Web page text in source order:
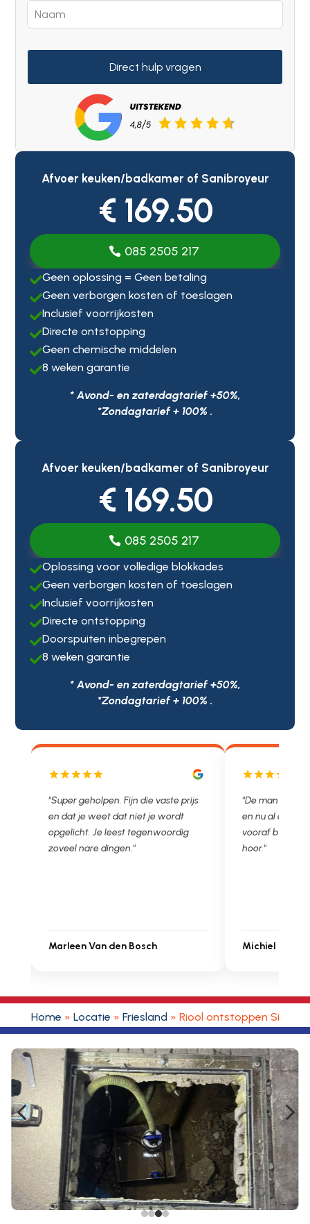
Direct hulp vragen
Afvoer keuken/badkamer of Sanibroyeur
€ 169.50
085 2505 217
Geen oplossing = Geen betaling
Geen verborgen kosten of toeslagen
Inclusief voorrijkosten
Directe ontstopping
Geen chemische middelen
8 weken garantie
* Avond- en zaterdagtarief +50%,
*Zondagtarief + 100% .
Afvoer keuken/badkamer of Sanibroyeur
€ 169.50
085 2505 217
Oplossing voor volledige blokkades
Geen verborgen kosten of toeslagen
Inclusief voorrijkosten
Directe ontstopping
Doorspuiten inbegrepen
8 weken garantie
* Avond- en zaterdagtarief +50%,
*Zondagtarief + 100% .
geholpen. Fijn die vaste prijs
je weet dat niet je wordt
Je leest tegenwoordig
nare dingen."
Van den Bosch
"De man rijden net weg. 11.00
en nu al opgelost voor een vast
vooraf besproken tarief. Lekker
Michiel Uitdenbongerd
Home » Locatie » Friesland » Riool ontstoppen
4 5